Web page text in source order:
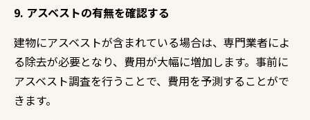
9. アスベストの有無を確認する
建物にアスベストが含まれている場合は、 専門業者によ
る除去が必要となり、 費用が大幅に増加します。 事前に
アスベスト調査を行うことで、 費用を予測することがで
きます。